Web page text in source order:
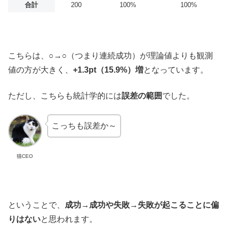
合計
200 100% 100%
こちらは、○→○（つまり連続成功）が理論値よりも観測
値の方が大きく、 +1.3pt（15.9%）増となっています。
ただし、こちらも統計学的には誤差の範囲でした。
猫CEO
こっちも誤差か～
ということで、 成功→成功や失敗→失敗が起こることに偏
りはないと思われます。